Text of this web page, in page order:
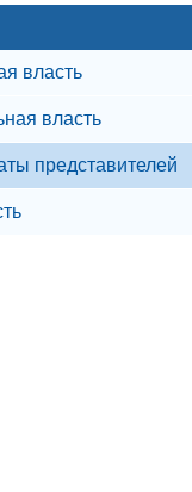
власть
власть
представителей